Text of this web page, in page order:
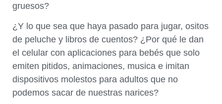
gruesos?
¿Y lo que sea que haya pasado para jugar, ositos
de peluche y libros de cuentos? ¿Por qué le dan
el celular con aplicaciones para bebés que solo
emiten pitidos, animaciones, musica e imitan
dispositivos molestos para adultos que no
podemos sacar de nuestras narices?